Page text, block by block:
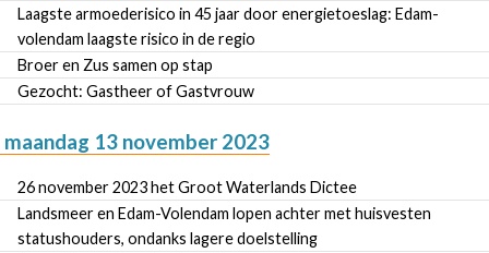
Laagste armoederisico in 45 jaar door energietoeslag: Edam-
volendam laagste risico in de regio
Broer en Zus samen op stap
Gezocht: Gastheer of Gastvrouw
maandag 13 november 2023
26 november 2023 het Groot Waterlands Dictee
Landsmeer en Edam-Volendam lopen achter met huisvesten
statushouders, ondanks lagere doelstelling